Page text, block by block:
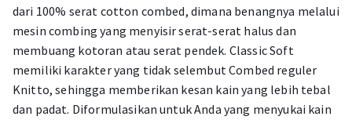
dari 100% serat cotton combed, dimana benangnya melalui
mesin combing yang menyisir serat-serat halus dan
membuang kotoran atau serat pendek. Classic Soft
memiliki karakter yang tidak selembut Combed reguler
Knitto, sehingga memberikan kesan kain yang lebih tebal
dan padat. Diformulasikan untuk Anda yang menyukai kain